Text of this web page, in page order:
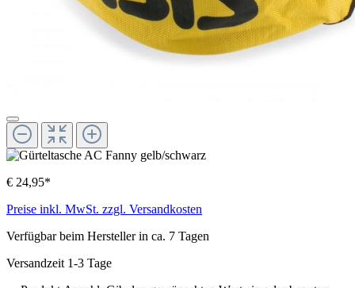
€ 24,95*
Preise inkl. MwSt. zzgl. Versandkosten
Verfügbar beim Hersteller in ca. 7 Tagen
Versandzeit 1-3 Tage